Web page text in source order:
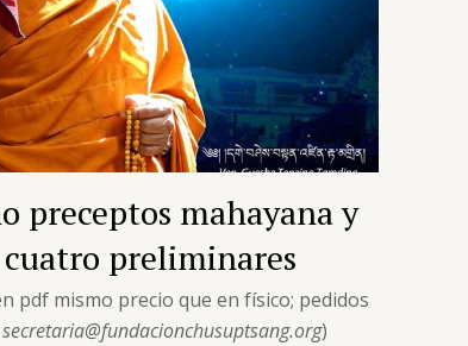
preceptos mahayana y
cuatro preliminares
pdf mismo precio que en físico; pedidos
secretaria@fundacionchusuptsang.org)